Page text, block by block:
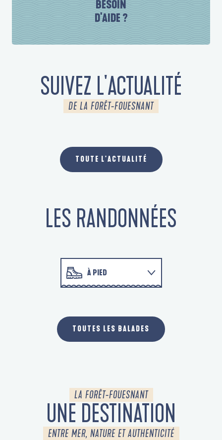
BESOIN
D'AIDE ?
SUIVEZ L'ACTUALITÉ
DE LA FORÊT-FOUESNANT
TOUTE L'ACTUALITÉ
LES RANDONNÉES
À PIED
EN KAYAK, PADDLE...
TOUTES LES BALADES
LA FORÊT-FOUESNANT
UNE DESTINATION
ENTRE MER, NATURE ET AUTHENTICITÉ